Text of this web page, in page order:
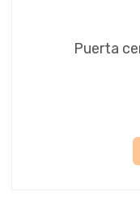
Puerta